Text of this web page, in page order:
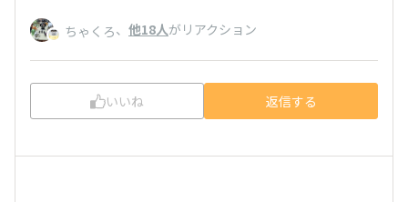
ちゃくろ、 他18人がリアクション
いいね 返信する